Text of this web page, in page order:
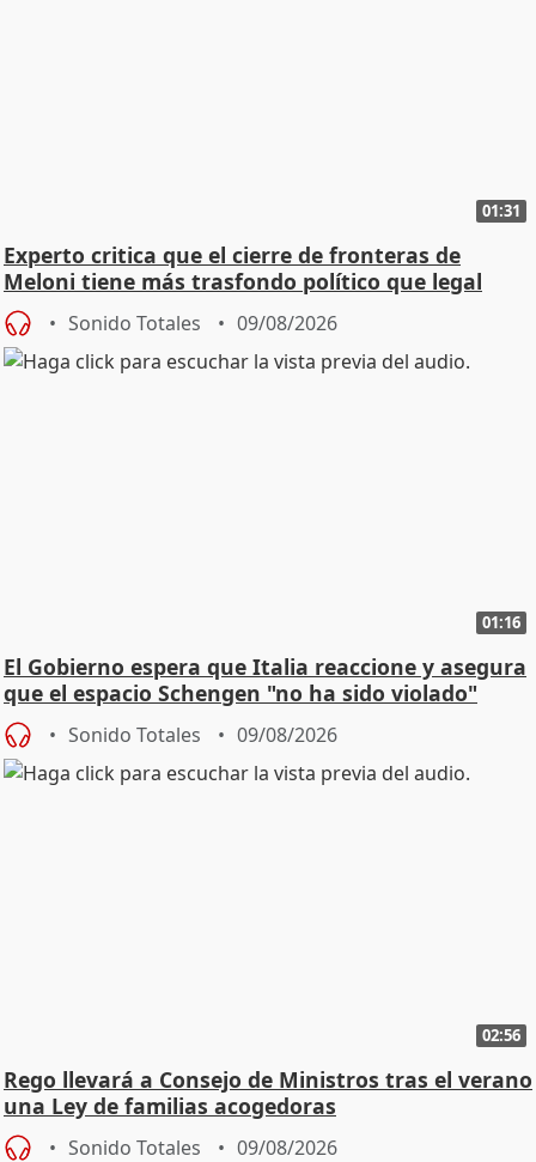
01:31
Experto critica que el cierre de fronteras de
Meloni tiene más trasfondo político que legal
Sonido Totales 09/08/2026
01:16
El Gobierno espera que Italia reaccione y asegura
que el espacio Schengen "no ha sido violado"
Sonido Totales 09/08/2026
02:56
Rego llevará a Consejo de Ministros tras el verano
una Ley de familias acogedoras
Sonido Totales 09/08/2026